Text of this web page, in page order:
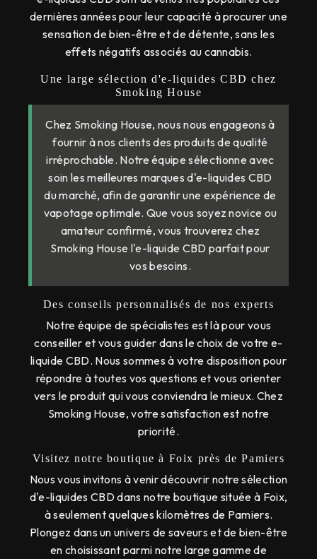
dernières années pour leur capacité à procurer une
sensation de bien-être et de détente, sans les
effets négatifs associés au cannabis.
Une large sélection d'e-liquides CBD chez
Smoking House
Chez Smoking House, nous nous engageons à
fournir à nos clients des produits de qualité
irréprochable. Notre équipe sélectionne avec
soin les meilleures marques d'e-liquides CBD
du marché, afin de garantir une expérience de
vapotage optimale. Que vous soyez novice ou
amateur confirmé, vous trouverez chez
Smoking House l'e-liquide CBD parfait pour
vos besoins.
Des conseils personnalisés de nos experts
Notre équipe de spécialistes est là pour vous
conseiller et vous guider dans le choix de votre e-
liquide CBD. Nous sommes à votre disposition pour
répondre à toutes vos questions et vous orienter
vers le produit qui vous conviendra le mieux. Chez
Smoking House, votre satisfaction est notre
priorité.
Visitez notre boutique à Foix près de Pamiers
Nous vous invitons à venir découvrir notre sélection
d'e-liquides CBD dans notre boutique située à Foix,
à seulement quelques kilomètres de Pamiers.
Plongez dans un univers de saveurs et de bien-être
en choisissant parmi notre large gamme de